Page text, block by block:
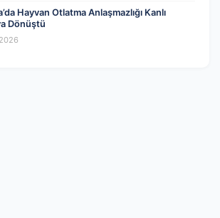
Hayvan Otlatma Anlaşmazlığı Kanlı
Dönüştü